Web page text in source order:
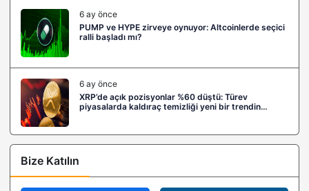
6 ay önce
PUMP ve HYPE zirveye oynuyor: Altcoinlerde seçici
ralli başladı mı?
6 ay önce
XRP’de açık pozisyonlar %60 düştü: Türev
piyasalarda kaldıraç temizliği yeni bir trendin
Bize Katılın